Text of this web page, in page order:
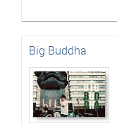
Big Buddha